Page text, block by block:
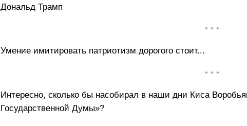
Дональд Трамп
• • •
Умение имитировать патриотизм дорогого стоит...
• • •
Интересно, сколько бы насобирал в наши дни Киса
Государственной Думы»?